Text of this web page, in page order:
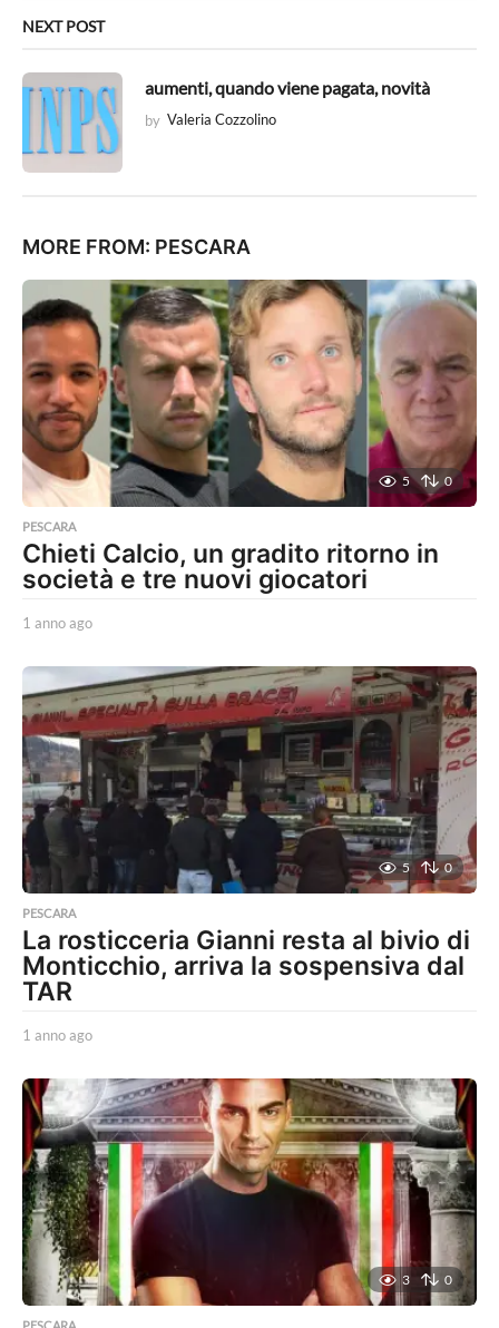
NEXT POST
aumenti, quando viene pagata, novità
by Valeria Cozzolino
MORE FROM: PESCARA
5 0
PESCARA
Chieti Calcio, un gradito ritorno in
società e tre nuovi giocatori
1 anno ago
n
n
o
a
g
5 0
PESCARA
La rosticceria Gianni resta al bivio di
Monticchio, arriva la sospensiva dal
TAR
1 anno ago
n
n
o
a
g
o
3 0